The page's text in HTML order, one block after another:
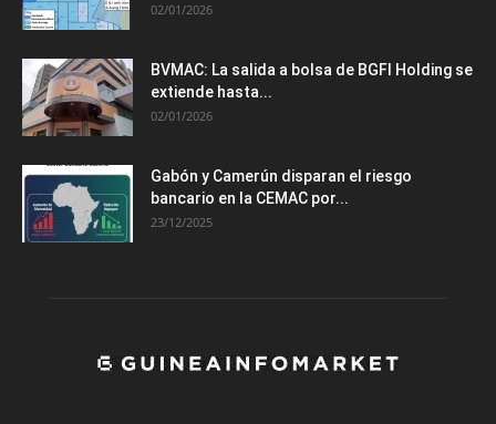
02/01/2026
BVMAC: La salida a bolsa de BGFI Holding se
extiende hasta...
02/01/2026
Gabón y Camerún disparan el riesgo
bancario en la CEMAC por...
23/12/2025